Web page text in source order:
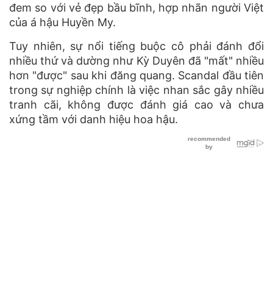
đem so với vẻ đẹp bầu bĩnh, hợp nhãn người Việt
của á hậu Huyền My.
Tuy nhiên, sự nổi tiếng buộc cô phải đánh đổi
nhiều thứ và dường như Kỳ Duyên đã "mất" nhiều
hơn "được" sau khi đăng quang. Scandal đầu tiên
trong sự nghiệp chính là việc nhan sắc gây nhiều
tranh cãi, không được đánh giá cao và chưa
xứng tầm với danh hiệu hoa hậu.